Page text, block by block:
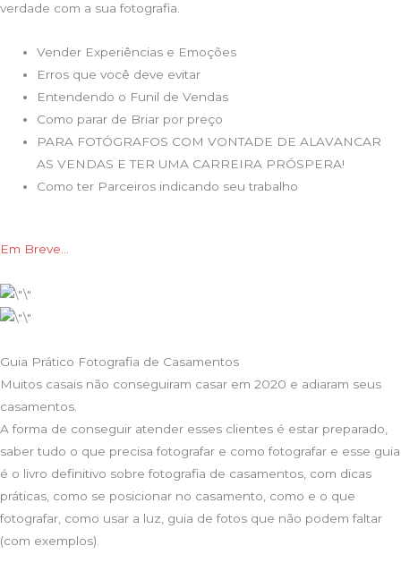
verdade com a sua fotografia.
Vender Experiências e Emoções
Erros que você deve evitar
Entendendo o Funil de Vendas
Como parar de Briar por preço
PARA FOTÓGRAFOS COM VONTADE DE ALAVANCAR
AS VENDAS E TER UMA CARREIRA PRÓSPERA!
Como ter Parceiros indicando seu trabalho
Em Breve…
Guia Prático Fotografia de Casamentos
Muitos casais não conseguiram casar em 2020 e adiaram seus
casamentos.
A forma de conseguir atender esses clientes é estar preparado,
saber tudo o que precisa fotografar e como fotografar e esse guia
é o livro definitivo sobre fotografia de casamentos, com dicas
práticas, como se posicionar no casamento, como e o que
fotografar, como usar a luz, guia de fotos que não podem faltar
(com exemplos).